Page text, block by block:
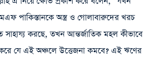
পাকিস্তানকে অস্ত্র ও গোলাবারুদের খরচ
সাহায্য করছে, তখন আন্তর্জাতিক মহল কীভাবে
যে এই অঞ্চলে উত্তেজনা কমবে? এই ঋণের